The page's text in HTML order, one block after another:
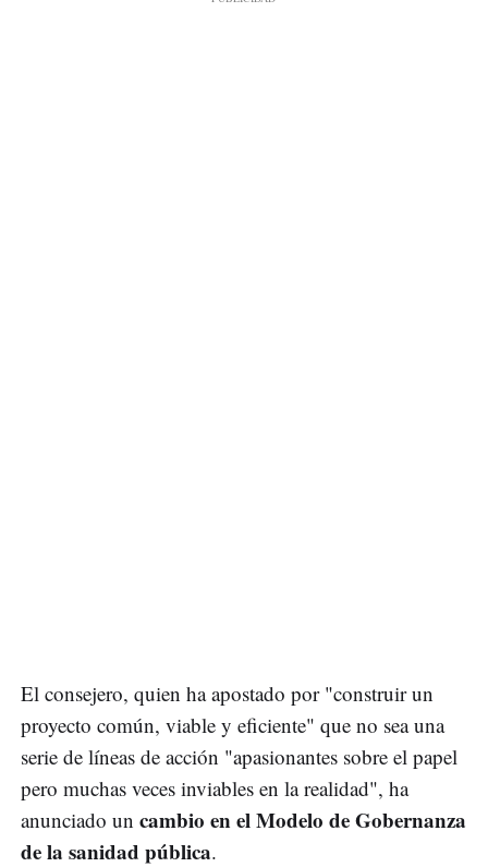
El consejero, quien ha apostado por "construir un
proyecto común, viable y eficiente" que no sea una
serie de líneas de acción "apasionantes sobre el papel
pero muchas veces inviables en la realidad", ha
anunciado un cambio en el Modelo de Gobernanza
de la sanidad pública.